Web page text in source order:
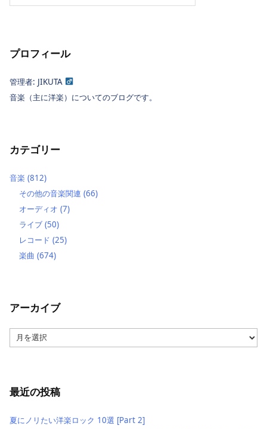
プロフィール
管理者: JIKUTA
音楽（主に洋楽）についてのブログです。
カテゴリー
音楽 (812)
その他の音楽関連 (66)
オーディオ (7)
ライブ (50)
レコード (25)
楽曲 (674)
アーカイブ
ー
最近の投稿
夏にノリたい洋楽ロック 10選 [Part 2]